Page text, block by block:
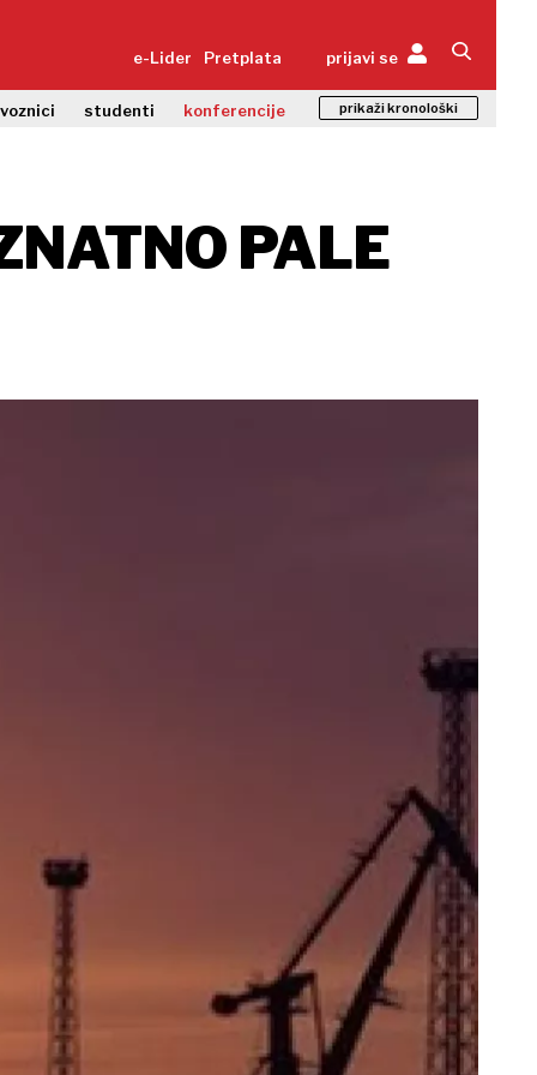
e-Lider Pretplata prijavi se
studenti konferencije prikaži kronološki
PALE